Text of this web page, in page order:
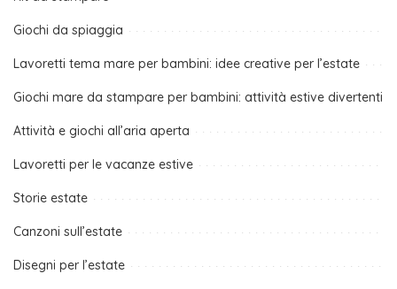
Giochi da spiaggia
Lavoretti tema mare per bambini: idee creative per l’estate
Giochi mare da stampare per bambini: attività estive divertenti
Attività e giochi all’aria aperta
Lavoretti per le vacanze estive
Storie estate
Canzoni sull’estate
Disegni per l’estate